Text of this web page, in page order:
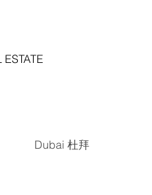
Dubai 杜拜